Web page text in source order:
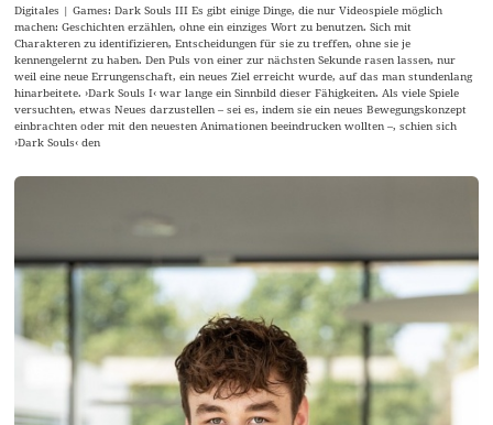
Digitales | Games: Dark Souls III Es gibt einige Dinge, die nur Videospiele möglich
machen: Geschichten erzählen, ohne ein einziges Wort zu benutzen. Sich mit
Charakteren zu identifizieren, Entscheidungen für sie zu treffen, ohne sie je
kennengelernt zu haben. Den Puls von einer zur nächsten Sekunde rasen lassen, nur
weil eine neue Errungenschaft, ein neues Ziel erreicht wurde, auf das man stundenlang
hinarbeitete. ›Dark Souls I‹ war lange ein Sinnbild dieser Fähigkeiten. Als viele Spiele
versuchten, etwas Neues darzustellen – sei es, indem sie ein neues Bewegungskonzept
einbrachten oder mit den neuesten Animationen beeindrucken wollten –, schien sich
›Dark Souls‹ den